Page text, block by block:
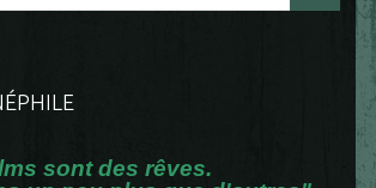
sont des rêves.